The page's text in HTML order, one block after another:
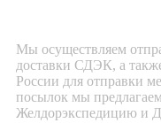
Мы осуществляем
доставки СДЭК, а
России для отправки
посылок мы
Желдорэкспедицию и